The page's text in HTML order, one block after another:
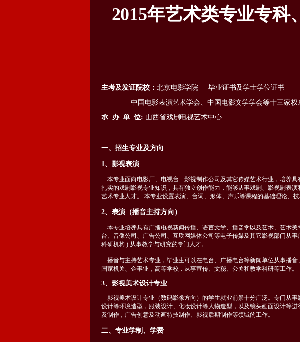
2015年艺术类专业专科
主考及发证院校： 北京电影学院 毕业证书及学士学位证书
中国电影表演艺术学会、中国电影文学学会等十三家
承 办 单 位: 山西省戏剧电视艺术中心
一、招生专业及方向
1、影视表演
本专业面向电影厂、电视台、影视制作公司及其它传媒艺术行业，培养具
扎实的戏剧影视专业知识，具有独立创作能力，能够从事戏剧、影视剧表
艺术专业人才。 本专业设置表演、台词、形体、声乐等课程的基础理论、技
2、表演（播音主持方向）
本专业培养具有广播电视新闻传播、语言文学、播音学以及艺术、艺术
台、音像公司、广告公司、互联网媒体公司等电子传媒及其它影视部门从
科研机构 ) 从事教学与研究的专门人才。
播音与主持艺术专业，毕业生可以在电台、广播电台等新闻单位从事播
国家机关、企事业，高等学校，从事宣传、文秘、公关和教学科研等工作。
3、影视美术设计专业
影视美术设计专业（数码影像方向）的学生就业前景十分广泛。专门从
设计等环境造型，服装设计、化妆设计等人物造型，以及镜头画面设计等
及制作，广告创意及动画特技制作、影视后期制作等领域的工作。
二、专业学制、学费